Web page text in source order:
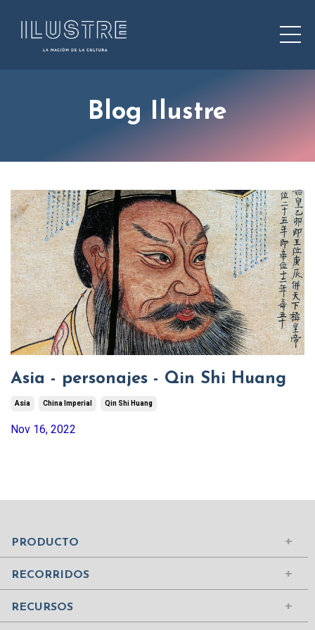
Blog Ilustre
Asia - personajes - Qin Shi Huang
Asia China Imperial Qin Shi Huang
Nov 16, 2022
PRODUCTO
Iniciar sesión
Comprar suscripción
Contenidos
RECORRIDOS
Mundo Islámico
Civilizaciones de la Antigüedad
Ciudades del Mundo
Edad Media
Mujeres Históricas
RECURSOS
¿Quiénes somos?
Contáctanos